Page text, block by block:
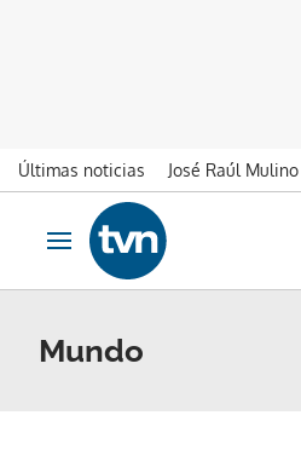
Últimas noticias José Raúl Mulino
Ir al contenido
Obrir navegació
Mundo